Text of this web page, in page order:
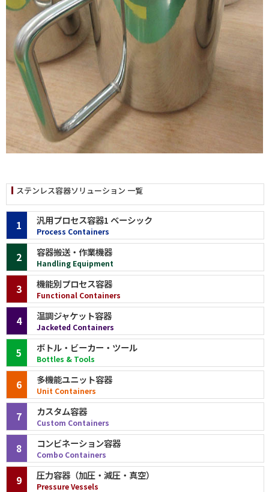
ステンレス容器ソリューション 一覧
汎用プロセス容器1 ベーシック
Process Containers
1
容器搬送・作業機器
Handling Equipment
2
機能別プロセス容器
Functional Containers
3
温調ジャケット容器
Jacketed Containers
4
ボトル・ビーカー・ツール
Bottles & Tools
5
多機能ユニット容器
Unit Containers
6
カスタム容器
Custom Containers
7
コンビネーション容器
Combo Containers
8
圧力容器（加圧・減圧・真空）
Pressure Vessels
9